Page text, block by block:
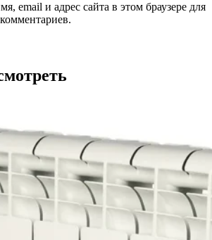
email и адрес сайта в этом браузере для